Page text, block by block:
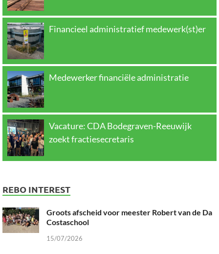
Financieel administratief medewerk(st)er
Medewerker financiële administratie
Vacature: CDA Bodegraven-Reeuwijk
zoekt fractiesecretaris
REBO INTEREST
Groots afscheid voor meester Robert van de Da
Costaschool
15/07/2026